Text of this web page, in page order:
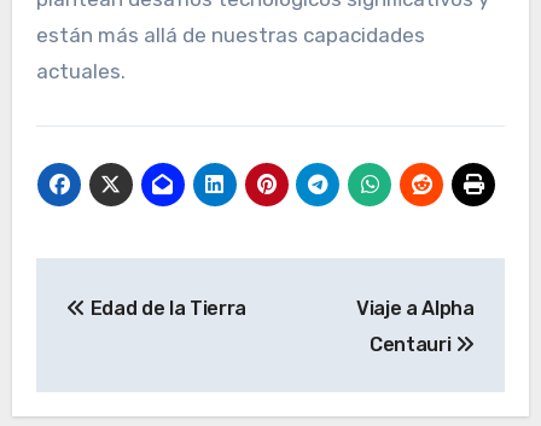
están más allá de nuestras capacidades
actuales.
Edad de la Tierra
Viaje a Alpha
Centauri